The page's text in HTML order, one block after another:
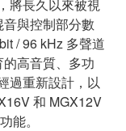
將長久以來被視
與控制部分數
/ 96 kHz 多聲道
高音質、多功
過重新設計，以
和 MGX12V
能。